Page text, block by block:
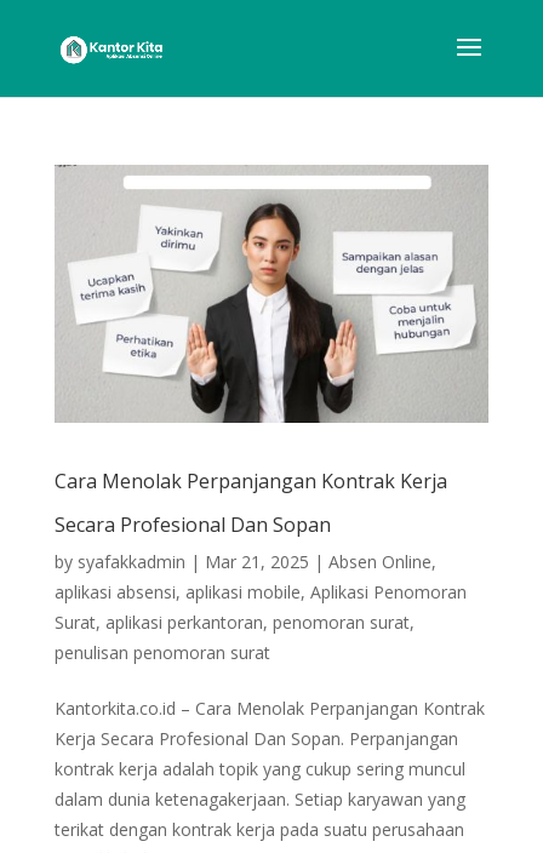
Cara Menolak Perpanjangan Kontrak Kerja
Secara Profesional Dan Sopan
by syafakkadmin | Mar 21, 2025 | Absen Online,
aplikasi absensi, aplikasi mobile, Aplikasi Penomoran
Surat, aplikasi perkantoran, penomoran surat,
penulisan penomoran surat
Kantorkita.co.id – Cara Menolak Perpanjangan Kontrak
Kerja Secara Profesional Dan Sopan. Perpanjangan
kontrak kerja adalah topik yang cukup sering muncul
dalam dunia ketenagakerjaan. Setiap karyawan yang
terikat dengan kontrak kerja pada suatu perusahaan